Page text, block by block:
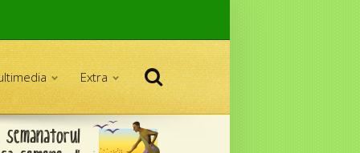
Căutare
Extra